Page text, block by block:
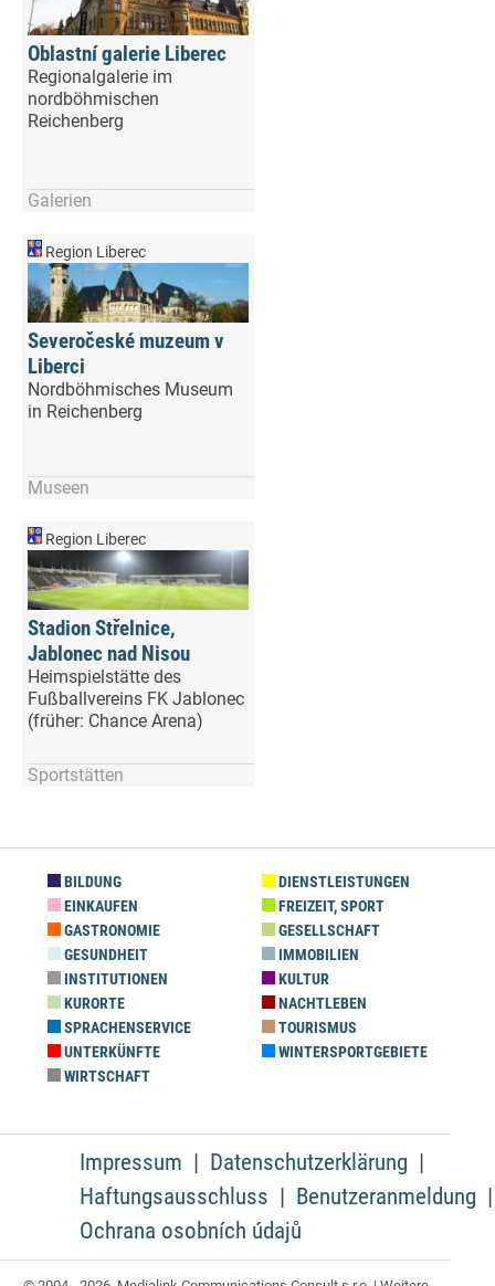
Oblastní galerie Liberec
Regionalgalerie im
nordböhmischen
Reichenberg
Galerien
Region Liberec
Severočeské muzeum v
Liberci
Nordböhmisches Museum
in Reichenberg
Museen
Region Liberec
Stadion Střelnice,
Jablonec nad Nisou
Heimspielstätte des
Fußballvereins FK Jablonec
(früher: Chance Arena)
Sportstätten
BILDUNG
DIENSTLEISTUNGEN
EINKAUFEN
FREIZEIT, SPORT
GASTRONOMIE
GESELLSCHAFT
GESUNDHEIT
IMMOBILIEN
INSTITUTIONEN
KULTUR
KURORTE
NACHTLEBEN
SPRACHENSERVICE
TOURISMUS
UNTERKÜNFTE
WINTERSPORTGEBIETE
WIRTSCHAFT
Impressum
Datenschutzerklärung
Haftungsausschluss
Benutzeranmeldung
Ochrana osobních údajů